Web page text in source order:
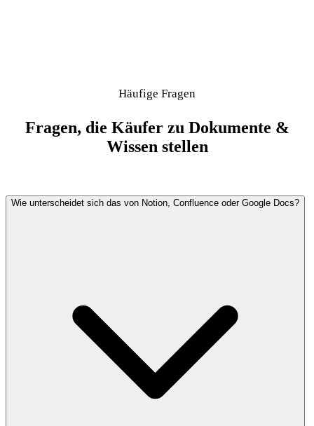
Häufige Fragen
Fragen, die Käufer zu Dokumente &
Wissen stellen
Wie unterscheidet sich das von Notion, Confluence oder Google Docs?